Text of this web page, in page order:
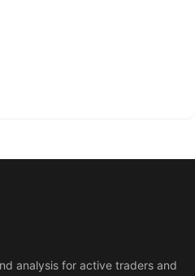
analysis for active traders and